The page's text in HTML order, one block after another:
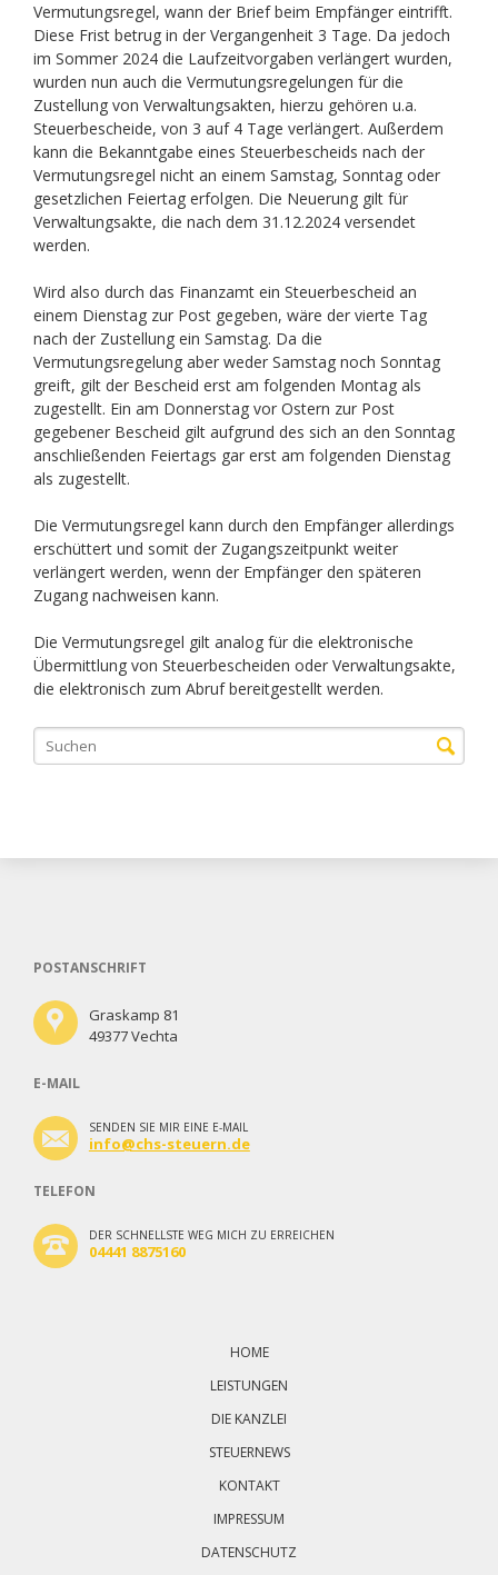
Vermutungsregel, wann der Brief beim Empfänger eintrifft.
Diese Frist betrug in der Vergangenheit 3 Tage. Da jedoch
im Sommer 2024 die Laufzeitvorgaben verlängert wurden,
wurden nun auch die Vermutungsregelungen für die
Zustellung von Verwaltungsakten, hierzu gehören u.a.
Steuerbescheide, von 3 auf 4 Tage verlängert. Außerdem
kann die Bekanntgabe eines Steuerbescheids nach der
Vermutungsregel nicht an einem Samstag, Sonntag oder
gesetzlichen Feiertag erfolgen. Die Neuerung gilt für
Verwaltungsakte, die nach dem 31.12.2024 versendet
werden.
Wird also durch das Finanzamt ein Steuerbescheid an
einem Dienstag zur Post gegeben, wäre der vierte Tag
nach der Zustellung ein Samstag. Da die
Vermutungsregelung aber weder Samstag noch Sonntag
greift, gilt der Bescheid erst am folgenden Montag als
zugestellt. Ein am Donnerstag vor Ostern zur Post
gegebener Bescheid gilt aufgrund des sich an den Sonntag
anschließenden Feiertags gar erst am folgenden Dienstag
als zugestellt.
Die Vermutungsregel kann durch den Empfänger allerdings
erschüttert und somit der Zugangszeitpunkt weiter
verlängert werden, wenn der Empfänger den späteren
Zugang nachweisen kann.
Die Vermutungsregel gilt analog für die elektronische
Übermittlung von Steuerbescheiden oder Verwaltungsakte,
die elektronisch zum Abruf bereitgestellt werden.
POSTANSCHRIFT
Graskamp 81
49377 Vechta
E-MAIL
SENDEN SIE MIR EINE E-MAIL
info@chs-steuern.de
TELEFON
DER SCHNELLSTE WEG MICH ZU ERREICHEN
04441 8875160
HOME
LEISTUNGEN
DIE KANZLEI
STEUERNEWS
KONTAKT
IMPRESSUM
DATENSCHUTZ